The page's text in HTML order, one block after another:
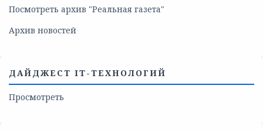
Посмотреть архив "Реальная газета"
Архив новостей
ДАЙДЖЕСТ IT-ТЕХНОЛОГИЙ
Просмотреть